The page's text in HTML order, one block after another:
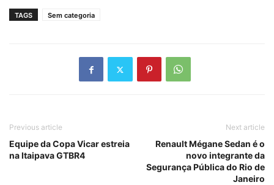
TAGS Sem categoria
Previous article
Equipe da Copa Vicar estreia
na Itaipava GTBR4
Next article
Renault Mégane Sedan é o
novo integrante da
Segurança Pública do Rio de
Janeiro